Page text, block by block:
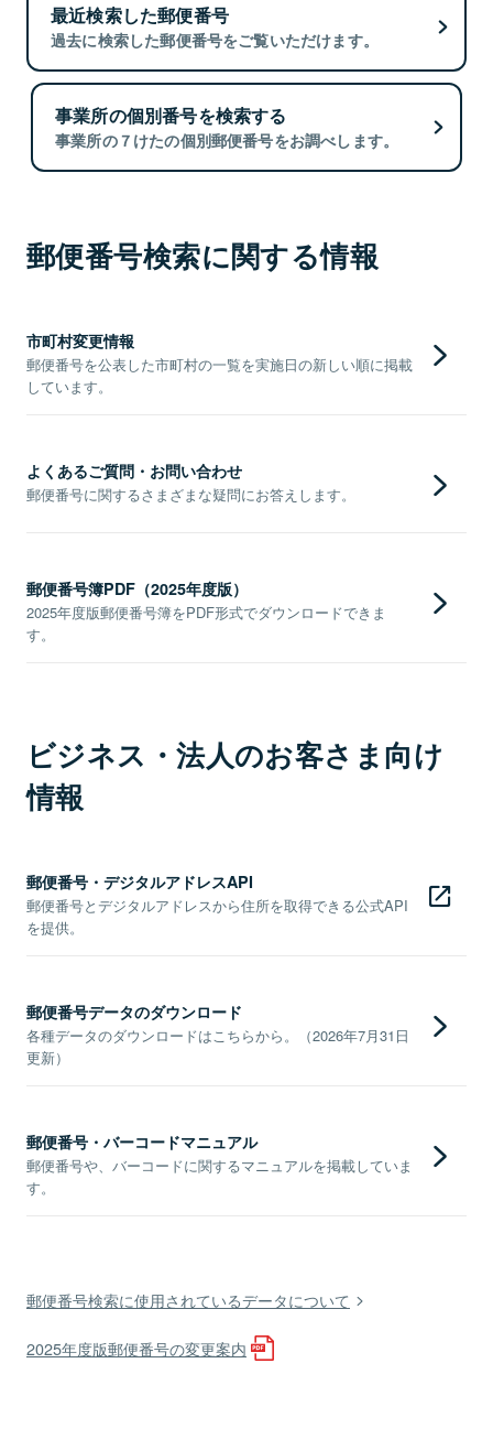
最近検索した郵便番号
過去に検索した郵便番号をご覧いただけます。
事業所の個別番号を検索する
事業所の７けたの個別郵便番号をお調べします。
郵便番号検索に関する情報
市町村変更情報
郵便番号を公表した市町村の一覧を実施日の新しい順に掲載
しています。
よくあるご質問・お問い合わせ
郵便番号に関するさまざまな疑問にお答えします。
郵便番号簿PDF（2025年度版）
2025年度版郵便番号簿をPDF形式でダウンロードできま
す。
ビジネス・法人のお客さま向け
情報
郵便番号・デジタルアドレスAPI
郵便番号とデジタルアドレスから住所を取得できる公式API
を提供。
郵便番号データのダウンロード
各種データのダウンロードはこちらから。（2026年7月31日
更新）
郵便番号・バーコードマニュアル
郵便番号や、バーコードに関するマニュアルを掲載していま
す。
郵便番号検索に使用されているデータについて
2025年度版郵便番号の変更案内